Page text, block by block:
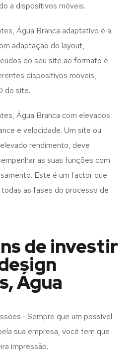
a dispositivos móveis.
Água Branca adaptativo é a
adaptação do layout,
do seu site ao formato e
dispositivos móveis,
do site.
Água Branca com elevados
e velocidade. Um site ou
rendimento, deve
as suas funções com
Este é um factor que
as fases do processo de
de investir
Água
Sempre que um possível
sua empresa, você tem que
impressão.